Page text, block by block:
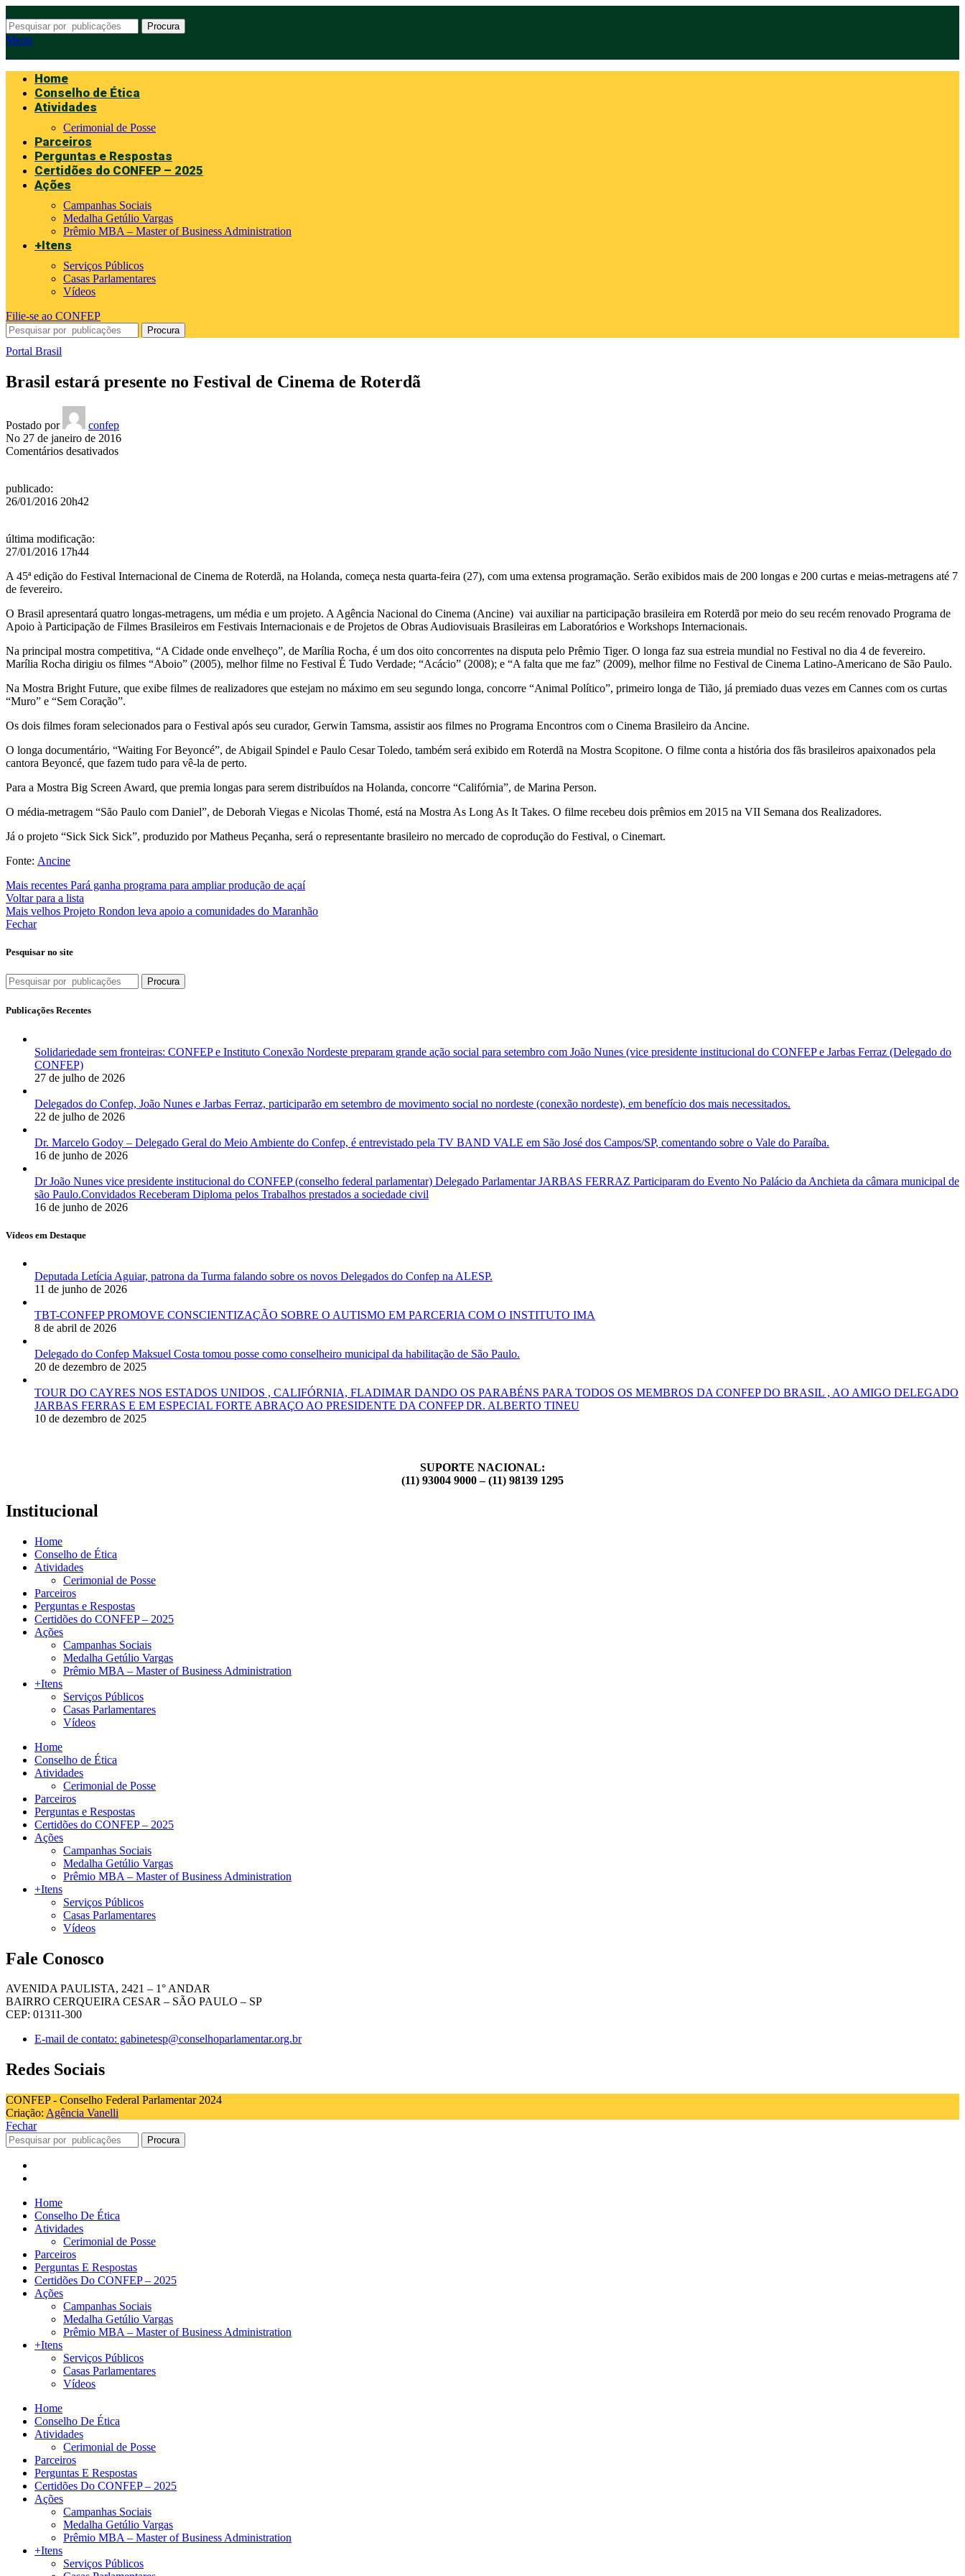
Procura
Menu
Home
Conselho de Ética
Atividades
Cerimonial de Posse
Parceiros
Perguntas e Respostas
Certidões do CONFEP – 2025
Ações
Campanhas Sociais
Medalha Getúlio Vargas
Prêmio MBA – Master of Business Administration
+Itens
Serviços Públicos
Casas Parlamentares
Vídeos
Filie-se ao CONFEP
Procura
Portal Brasil
Brasil estará presente no Festival de Cinema de Roterdã
Postado por
confep
No 27 de janeiro de 2016
Comentários desativadosem
publicado:
26/01/2016 20h42
última modificação:
27/01/2016 17h44
A 45ª edição do Festival Internacional de Cinema de Roterdã, na Holanda, começa nesta quarta-feira (27), com uma extensa programação. Serão exibidos mais de 200 longas e 200 curtas e meias-metragens até 7
de fevereiro.
O Brasil apresentará quatro longas-metragens, um média e um projeto. A Agência Nacional do Cinema (Ancine) vai auxiliar na participação brasileira em Roterdã por meio do seu recém renovado Programa de
Apoio à Participação de Filmes Brasileiros em Festivais Internacionais e de Projetos de Obras Audiovisuais Brasileiras em Laboratórios e Workshops Internacionais.
Na principal mostra competitiva, “A Cidade onde envelheço”, de Marília Rocha, é um dos oito concorrentes na disputa pelo Prêmio Tiger. O longa faz sua estreia mundial no Festival no dia 4 de fevereiro.
Marília Rocha dirigiu os filmes “Aboio” (2005), melhor filme no Festival É Tudo Verdade; “Acácio” (2008); e “A falta que me faz” (2009), melhor filme no Festival de Cinema Latino-Americano de São Paulo.
Na Mostra Bright Future, que exibe filmes de realizadores que estejam no máximo em seu segundo longa, concorre “Animal Político”, primeiro longa de Tião, já premiado duas vezes em Cannes com os curtas
“Muro” e “Sem Coração”.
Os dois filmes foram selecionados para o Festival após seu curador, Gerwin Tamsma, assistir aos filmes no Programa Encontros com o Cinema Brasileiro da Ancine.
O longa documentário, “Waiting For Beyoncé”, de Abigail Spindel e Paulo Cesar Toledo, também será exibido em Roterdã na Mostra Scopitone. O filme conta a história dos fãs brasileiros apaixonados pela
cantora Beyoncé, que fazem tudo para vê-la de perto.
Para a Mostra Big Screen Award, que premia longas para serem distribuídos na Holanda, concorre “Califórnia”, de Marina Person.
O média-metragem “São Paulo com Daniel”, de Deborah Viegas e Nicolas Thomé, está na Mostra As Long As It Takes. O filme recebeu dois prêmios em 2015 na VII Semana dos Realizadores.
Já o projeto “Sick Sick Sick”, produzido por Matheus Peçanha, será o representante brasileiro no mercado de coprodução do Festival, o Cinemart.
Fonte: Ancine
Mais recentes Pará ganha programa para ampliar produção de açaí
Voltar para a lista
Mais velhos Projeto Rondon leva apoio a comunidades do Maranhão
Fechar
Pesquisar no site
Procura
Publicações Recentes
Solidariedade sem fronteiras: CONFEP e Instituto Conexão Nordeste preparam grande ação social para setembro com João Nunes (vice presidente institucional do CONFEP e Jarbas Ferraz (Delegado do
CONFEP)
27 de julho de 2026
Delegados do Confep, João Nunes e Jarbas Ferraz, participarão em setembro de movimento social no nordeste (conexão nordeste), em benefício dos mais necessitados.
22 de julho de 2026
Dr. Marcelo Godoy – Delegado Geral do Meio Ambiente do Confep, é entrevistado pela TV BAND VALE em São José dos Campos/SP, comentando sobre o Vale do Paraíba.
16 de junho de 2026
Dr João Nunes vice presidente institucional do CONFEP (conselho federal parlamentar) Delegado Parlamentar JARBAS FERRAZ Participaram do Evento No Palácio da Anchieta da câmara municipal de
são Paulo.Convidados Receberam Diploma pelos Trabalhos prestados a sociedade civil
16 de junho de 2026
Vídeos em Destaque
Deputada Letícia Aguiar, patrona da Turma falando sobre os novos Delegados do Confep na ALESP.
11 de junho de 2026
TBT-CONFEP PROMOVE CONSCIENTIZAÇÃO SOBRE O AUTISMO EM PARCERIA COM O INSTITUTO IMA
8 de abril de 2026
Delegado do Confep Maksuel Costa tomou posse como conselheiro municipal da habilitação de São Paulo.
20 de dezembro de 2025
TOUR DO CAYRES NOS ESTADOS UNIDOS , CALIFÓRNIA, FLADIMAR DANDO OS PARABÉNS PARA TODOS OS MEMBROS DA CONFEP DO BRASIL , AO AMIGO DELEGADO
JARBAS FERRAS E EM ESPECIAL FORTE ABRAÇO AO PRESIDENTE DA CONFEP DR. ALBERTO TINEU
10 de dezembro de 2025
SUPORTE NACIONAL:
(11) 93004 9000 – (11) 98139 1295
Institucional
Home
Conselho de Ética
Atividades
Cerimonial de Posse
Parceiros
Perguntas e Respostas
Certidões do CONFEP – 2025
Ações
Campanhas Sociais
Medalha Getúlio Vargas
Prêmio MBA – Master of Business Administration
+Itens
Serviços Públicos
Casas Parlamentares
Vídeos
Home
Conselho de Ética
Atividades
Cerimonial de Posse
Parceiros
Perguntas e Respostas
Certidões do CONFEP – 2025
Ações
Campanhas Sociais
Medalha Getúlio Vargas
Prêmio MBA – Master of Business Administration
+Itens
Serviços Públicos
Casas Parlamentares
Vídeos
Fale Conosco
AVENIDA PAULISTA, 2421 – 1° ANDAR
BAIRRO CERQUEIRA CESAR – SÃO PAULO – SP
CEP: 01311-300
E-mail de contato: gabinetesp@conselhoparlamentar.org.br
Redes Sociais
CONFEP - Conselho Federal Parlamentar 2024
Criação: Agência Vanelli
Fechar
Procura
Home
Conselho De Ética
Atividades
Cerimonial de Posse
Parceiros
Perguntas E Respostas
Certidões Do CONFEP – 2025
Ações
Campanhas Sociais
Medalha Getúlio Vargas
Prêmio MBA – Master of Business Administration
+Itens
Serviços Públicos
Casas Parlamentares
Vídeos
Home
Conselho De Ética
Atividades
Cerimonial de Posse
Parceiros
Perguntas E Respostas
Certidões Do CONFEP – 2025
Ações
Campanhas Sociais
Medalha Getúlio Vargas
Prêmio MBA – Master of Business Administration
+Itens
Serviços Públicos